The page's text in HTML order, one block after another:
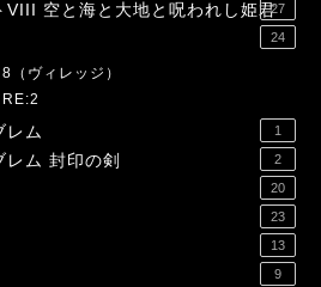
VIII 空と海と大地と呪われし姫君27
24
（ヴィレッジ）
レム 1
レム 封印の剣 2
20
23
13
9